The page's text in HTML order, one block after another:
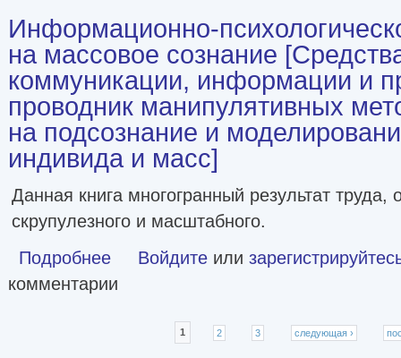
Информационно-
на массовое сознание
коммуникации, информации и
проводник манипулятивных
на подсознание и
индивида и масс]
Данная книга многогранный результат труда,
скрупулезного и масштабного.
Подробнее
о Информационно-психологическое
проводник
Войдите или
комментарии
1 2 3 следующая ›